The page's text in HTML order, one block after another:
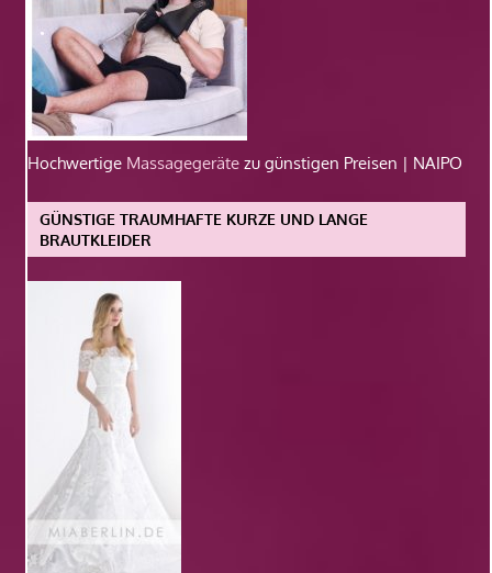
Hochwertige Massagegeräte zu günstigen Preisen | NAIPO
GÜNSTIGE TRAUMHAFTE KURZE UND LANGE
BRAUTKLEIDER